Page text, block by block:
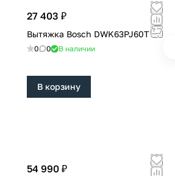
27 403 ₽
Вытяжка Bosch DWK63PJ60T
0 0 В наличии
В корзину
54 990 ₽